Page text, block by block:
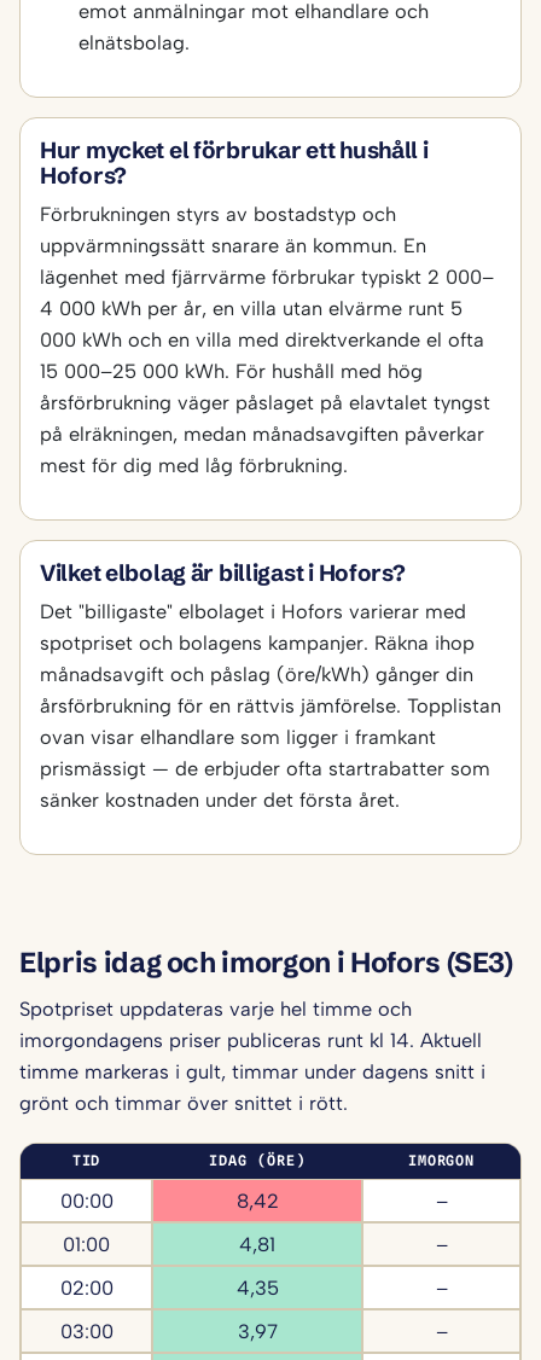
emot anmälningar mot elhandlare och
elnätsbolag.
Hur mycket el förbrukar ett hushåll i
Hofors?
Förbrukningen styrs av bostadstyp och
uppvärmningssätt snarare än kommun. En
lägenhet med fjärrvärme förbrukar typiskt 2 000–
4 000 kWh per år, en villa utan elvärme runt 5
000 kWh och en villa med direktverkande el ofta
15 000–25 000 kWh. För hushåll med hög
årsförbrukning väger påslaget på elavtalet tyngst
på elräkningen, medan månadsavgiften påverkar
mest för dig med låg förbrukning.
Vilket elbolag är billigast i Hofors?
Det "billigaste" elbolaget i Hofors varierar med
spotpriset och bolagens kampanjer. Räkna ihop
månadsavgift och påslag (öre/kWh) gånger din
årsförbrukning för en rättvis jämförelse. Topplistan
ovan visar elhandlare som ligger i framkant
prismässigt — de erbjuder ofta startrabatter som
sänker kostnaden under det första året.
Elpris idag och imorgon i Hofors (SE3)
Spotpriset uppdateras varje hel timme och
imorgondagens priser publiceras runt kl 14. Aktuell
timme markeras i gult, timmar under dagens snitt i
grönt och timmar över snittet i rött.
TID IDAG (ÖRE) IMORGON
00:00 8,42
–
01:00
4,81
–
02:00
4,35
–
03:00
3,97
–